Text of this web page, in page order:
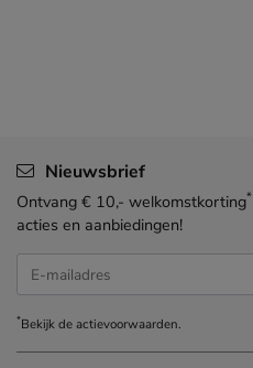
Nieuwsbrief
Ontvang € 10,- welkomstkorting*
acties en aanbiedingen!
E-mailadres
*Bekijk deactievoorwaarden.